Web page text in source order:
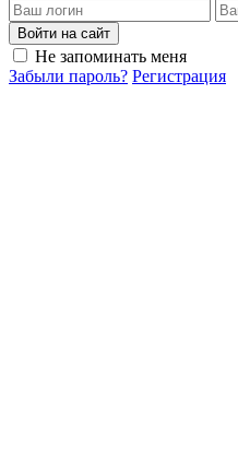
Войти на сайт
Не запоминать меня
Забыли пароль? Регистрация